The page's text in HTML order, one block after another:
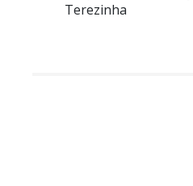
Terezinha